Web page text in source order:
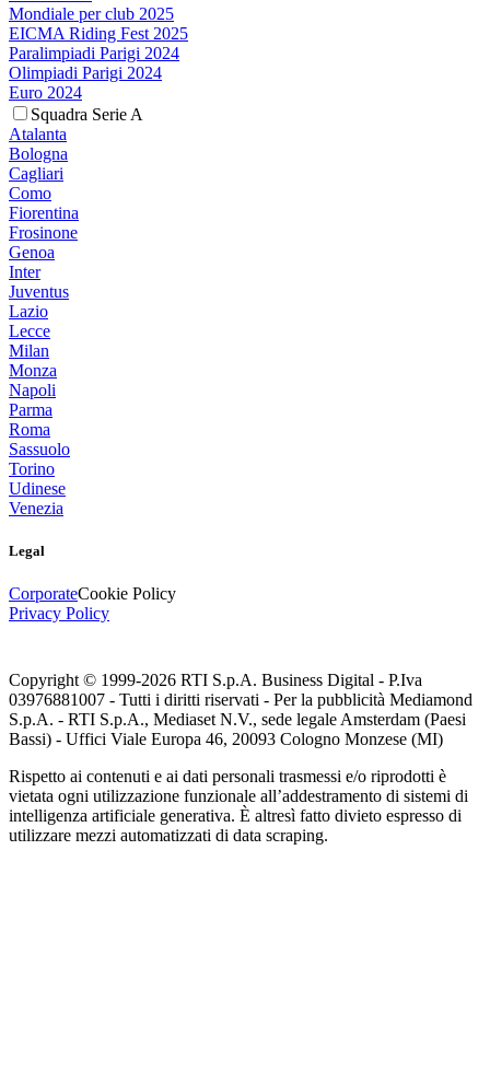
Mondiale per club 2025
EICMA Riding Fest 2025
Paralimpiadi Parigi 2024
Olimpiadi Parigi 2024
Euro 2024
Squadra Serie A
Atalanta
Bologna
Cagliari
Como
Fiorentina
Frosinone
Genoa
Inter
Juventus
Lazio
Lecce
Milan
Monza
Napoli
Parma
Roma
Sassuolo
Torino
Udinese
Venezia
Legal
CorporateCookie Policy
Privacy Policy
Copyright © 1999-2026 RTI S.p.A. Business Digital - P.Iva
03976881007 - Tutti i diritti riservati - Per la pubblicità Mediamond
S.p.A. - RTI S.p.A., Mediaset N.V., sede legale Amsterdam (Paesi
Bassi) - Uffici Viale Europa 46, 20093 Cologno Monzese (MI)
Rispetto ai contenuti e ai dati personali trasmessi e/o riprodotti è
vietata ogni utilizzazione funzionale all’addestramento di sistemi di
intelligenza artificiale generativa. È altresì fatto divieto espresso di
utilizzare mezzi automatizzati di data scraping.